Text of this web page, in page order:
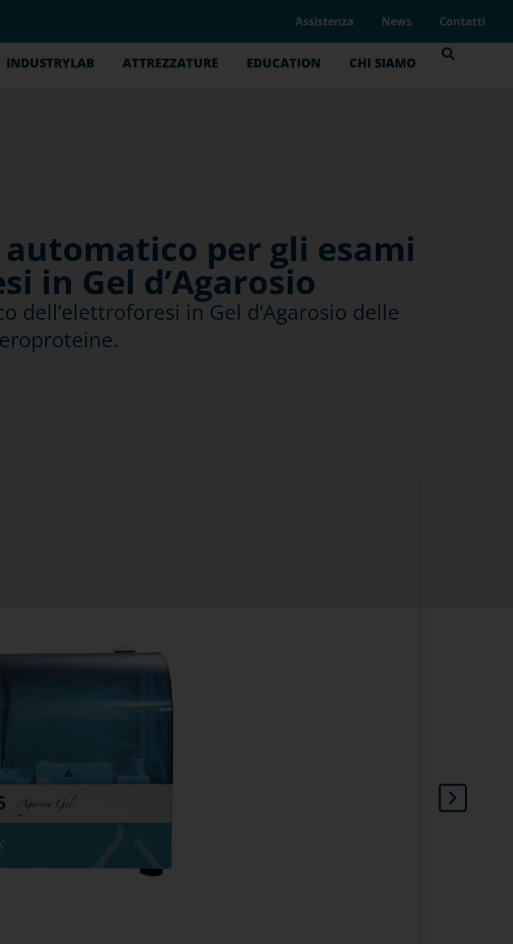
Assistenza News Contatti
INDUSTRYLAB ATTREZZATURE EDUCATION CHI SIAMO
automatico per gli esami
in Gel d’Agarosio
dell’elettroforesi in Gel d’Agarosio delle